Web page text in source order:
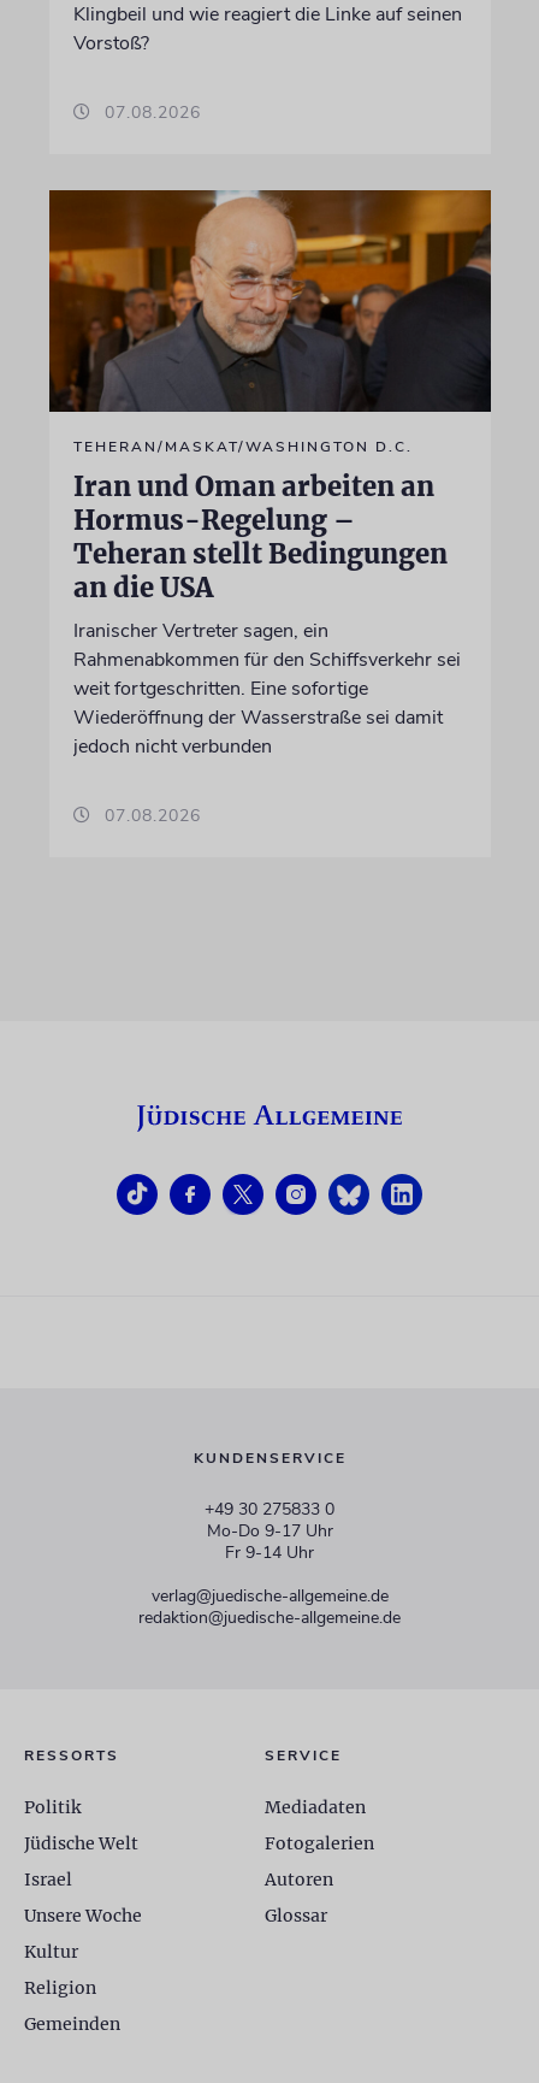
Klingbeil und wie reagiert die Linke auf seinen
Vorstoß?
07.08.2026
TEHERAN/MASKAT/WASHINGTON D.C.
Iran und Oman arbeiten an
Hormus-Regelung –
Teheran stellt Bedingungen
an die USA
Iranischer Vertreter sagen, ein
Rahmenabkommen für den Schiffsverkehr sei
weit fortgeschritten. Eine sofortige
Wiederöffnung der Wasserstraße sei damit
jedoch nicht verbunden
07.08.2026
KUNDENSERVICE
+49 30 275833 0
Mo-Do 9-17 Uhr
Fr 9-14 Uhr
verlag@juedische-allgemeine.de
redaktion@juedische-allgemeine.de
RESSORTS
Politik
Jüdische Welt
Israel
Unsere Woche
Kultur
Religion
Gemeinden
SERVICE
Mediadaten
Fotogalerien
Autoren
Glossar